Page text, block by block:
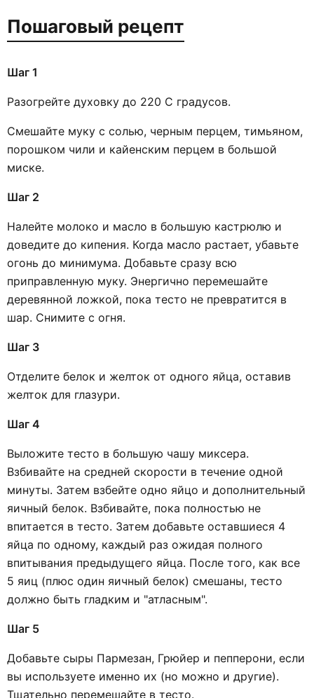
Пошаговый рецепт
Шаг 1
Разогрейте духовку до 220 С градусов.
Смешайте муку с солью, черным перцем, тимьяном,
порошком чили и кайенским перцем в большой
миске.
Шаг 2
Налейте молоко и масло в большую кастрюлю и
доведите до кипения. Когда масло растает, убавьте
огонь до минимума. Добавьте сразу всю
приправленную муку. Энергично перемешайте
деревянной ложкой, пока тесто не превратится в
шар. Снимите с огня.
Шаг 3
Отделите белок и желток от одного яйца, оставив
желток для глазури.
Шаг 4
Выложите тесто в большую чашу миксера.
Взбивайте на средней скорости в течение одной
минуты. Затем взбейте одно яйцо и дополнительный
яичный белок. Взбивайте, пока полностью не
впитается в тесто. Затем добавьте оставшиеся 4
яйца по одному, каждый раз ожидая полного
впитывания предыдущего яйца. После того, как все
5 яиц (плюс один яичный белок) смешаны, тесто
должно быть гладким и "атласным".
Шаг 5
Добавьте сыры Пармезан, Грюйер и пепперони, если
вы используете именно их (но можно и другие).
Тщательно перемешайте в тесто.